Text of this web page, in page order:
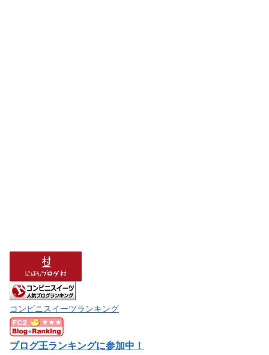
コンビニスイーツランキング
ブログ王ランキングに参加中！